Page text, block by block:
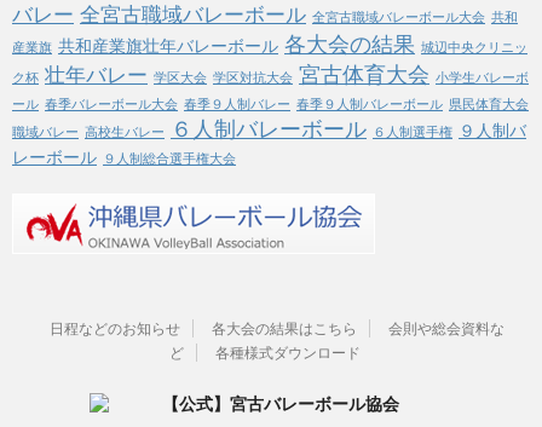
バレー 全宮古職域バレーボール 全宮古職域バレーボール大会 共和
産業旗 共和産業旗壮年バレーボール 各大会の結果 城辺中央クリニッ
ク杯 壮年バレー 学区大会 学区対抗大会 宮古体育大会 小学生バレーボ
ール 春季バレーボール大会 春季９人制バレー 春季９人制バレーボール 県民体育大会
職域バレー 高校生バレー ６人制バレーボール ６人制選手権 ９人制バ
レーボール ９人制総合選手権大会
日程などのお知らせ 各大会の結果はこちら
会則や総会資料な
ど
各種様式ダウンロード